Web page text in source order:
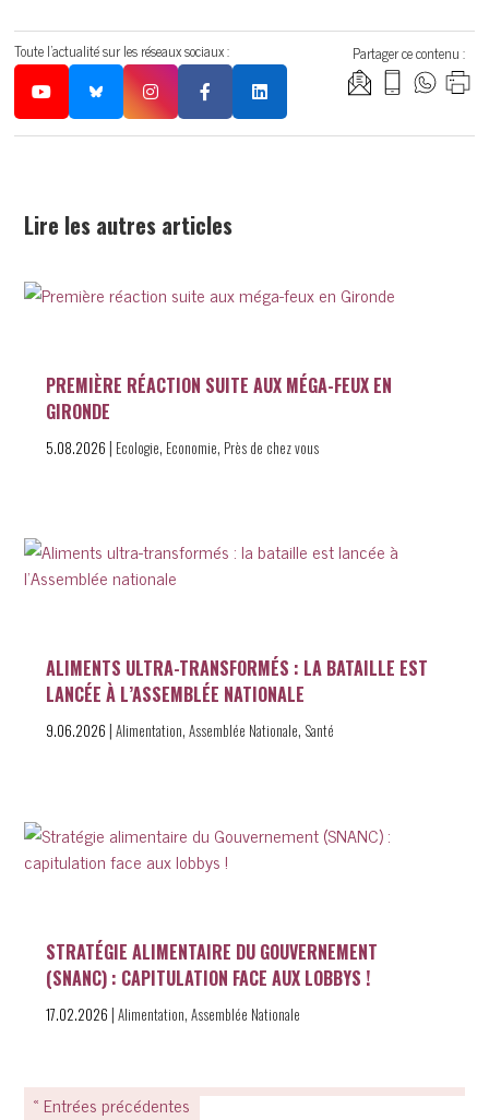
Partager ce contenu :
Toute l'actualité sur les réseaux sociaux :
Lire les autres articles
PREMIÈRE RÉACTION SUITE AUX MÉGA-FEUX EN
GIRONDE
5.08.2026 | Ecologie, Economie, Près de chez vous
ALIMENTS ULTRA-TRANSFORMÉS : LA BATAILLE EST
LANCÉE À L’ASSEMBLÉE NATIONALE
9.06.2026 |Alimentation,Assemblée Nationale, Santé
STRATÉGIE ALIMENTAIRE DU GOUVERNEMENT
(SNANC) : CAPITULATION FACE AUX LOBBYS !
17.02.2026 |Alimentation,Assemblée Nationale
« Entrées précédentes